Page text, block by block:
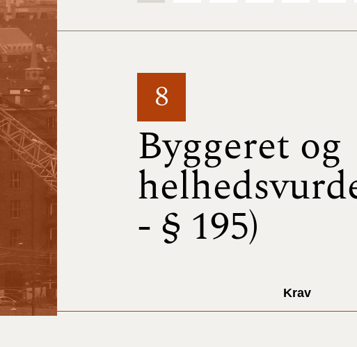
8
Byggeret og
- § 195)
Krav